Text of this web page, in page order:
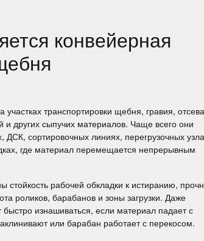
конвейерная
участках транспортировки щебня, гравия,
и других сыпучих материалов. Чаще всего они
ДСК, сортировочных линиях, перегрузочных
где материал перемещается непрерывным
рабочей обкладки к истиранию,
роликов, барабанов и зоны загрузки. Даже
быстро изнашиваться, если материал падает с
или барабан работает с перекосом.